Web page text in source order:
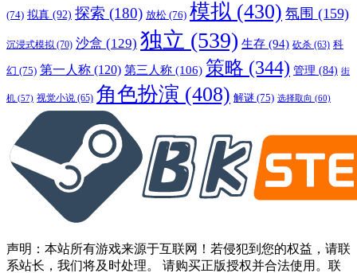
(74) 拟真 (92) 探索 (180) 放松 (76) 模拟 (430) 氛围 (159)
沉浸式模拟 (70) 沙盒 (129) 独立 (539) 生存 (94) 砍杀 (63) 科
幻 (75) 第一人称 (120) 第三人称 (106) 策略 (344) 管理 (84) 街
机 (57) 视觉小说 (65) 角色扮演 (408) 解谜 (75) 选择取向 (60)
声明：本站所有游戏来源于互联网！若侵犯到您的权益，请联
系站长，我们将及时处理。 请购买正版授权并合法使用。联